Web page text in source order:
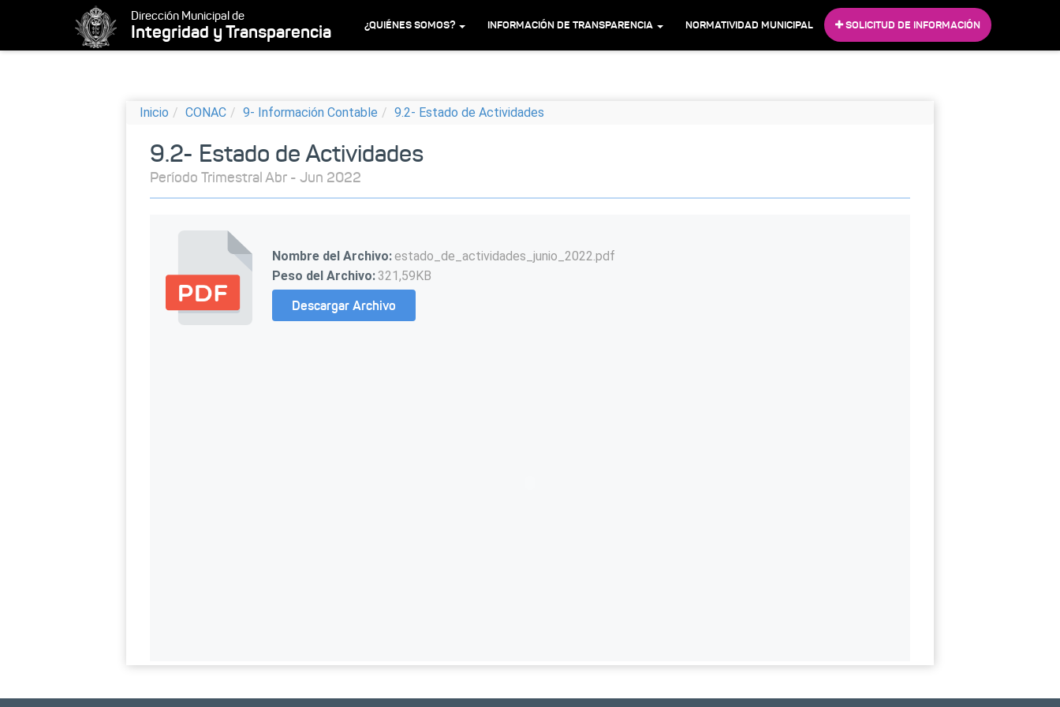
Dirección Municipal de
Integridad y Transparencia ¿QUIÉNES SOMOS? INFORMACIÓN DE TRANSPARENCIA NORMATIVIDAD MUNICIPAL SOLICITUD DE INFORMACIÓN
Inicio CONAC 9- Información Contable 9.2- Estado de Actividades
9.2- Estado de Actividades
Período Trimestral Abr - Jun 2022
Nombre del Archivo:estado_de_actividades_junio_2022.pdf
Peso del Archivo: 321,59KB
Descargar Archivo